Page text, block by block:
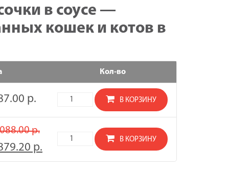
в соусе —
кошек и котов в
Кол-во
р.
Количество
Кусочки
соусе
В КОРЗИНУ
р.
р.
Количество
УПАКОВКА
В КОРЗИНУ